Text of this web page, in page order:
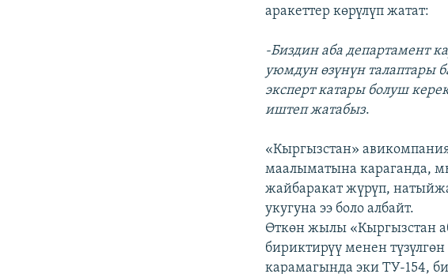
аракеттер көрүлүп жатат:
-Биздин аба департамент
уюмдун өзүнүн талаптары
эксперт катары болуш
иштеп жатабыз.
«Кыргызстан»
маалыматына караганда,
жайбаракат жүрүп,
укугуна ээ боло албайт.
Өткөн жылы «Кыргызстан
бириктирүү менен
карамагында эки ТУ-154,